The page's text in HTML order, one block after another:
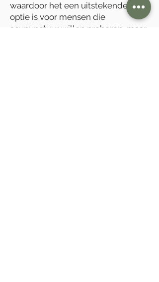
waardoor het een uitstekende
optie is voor mensen die
acupunctuur willen proberen, maar